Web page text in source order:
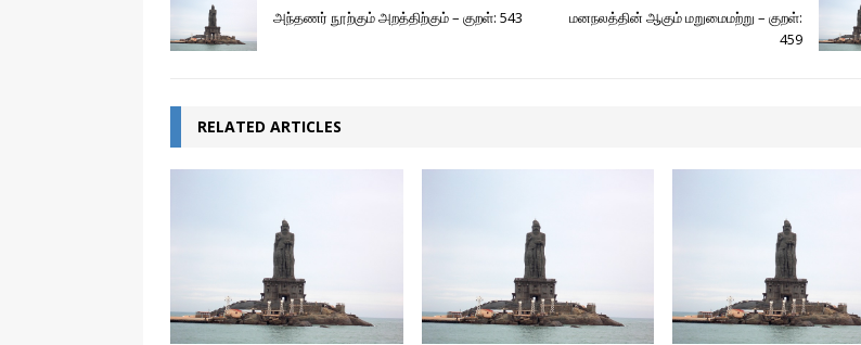
அந்தணர் நூற்கும் அறத்திற்கும் – குறள்: 543
மனநலத்தின் ஆகும் மறுமைமற்று – குறள்:
459
RELATED ARTICLES